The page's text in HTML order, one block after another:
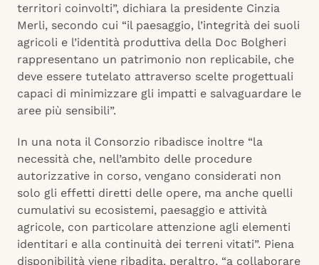
territori coinvolti”, dichiara la presidente Cinzia
Merli, secondo cui “il paesaggio, l’integrità dei suoli
agricoli e l’identità produttiva della Doc Bolgheri
rappresentano un patrimonio non replicabile, che
deve essere tutelato attraverso scelte progettuali
capaci di minimizzare gli impatti e salvaguardare le
aree più sensibili”.
In una nota il Consorzio ribadisce inoltre “la
necessità che, nell’ambito delle procedure
autorizzative in corso, vengano considerati non
solo gli effetti diretti delle opere, ma anche quelli
cumulativi su ecosistemi, paesaggio e attività
agricole, con particolare attenzione agli elementi
identitari e alla continuità dei terreni vitati”. Piena
disponibilità viene ribadita, peraltro, “a collaborare